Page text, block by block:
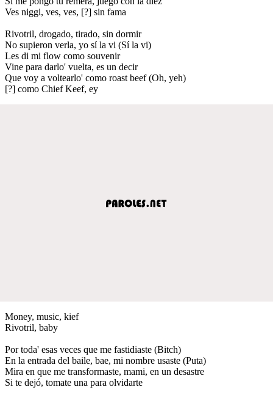
Ves niggi, ves, ves, [?] sin fama
Rivotril, drogado, tirado, sin dormir
No supieron verla, yo sí la vi (Sí la vi)
Les di mi flow como souvenir
Vine para darlo' vuelta, es un decir
Que voy a voltearlo' como roast beef (Oh, yeh)
[?] como Chief Keef, ey
Money, music, kief
Rivotril, baby
Por toda' esas veces que me fastidiaste (Bitch)
En la entrada del baile, bae, mi nombre usaste (Puta)
Mira en que me transformaste, mami, en un desastre
Si te dejó, tomate una para olvidarte